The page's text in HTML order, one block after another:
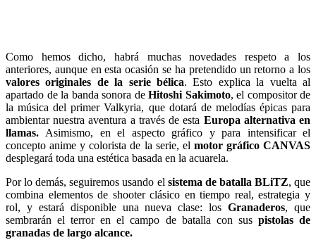
Como hemos dicho, habrá muchas novedades respeto a los
anteriores, aunque en esta ocasión se ha pretendido un retorno a los
valores originales de la serie bélica. Esto explica la vuelta al
apartado de la banda sonora de Hitoshi Sakimoto, el compositor de
la música del primer Valkyria, que dotará de melodías épicas para
ambientar nuestra aventura a través de esta Europa alternativa en
llamas. Asimismo, en el aspecto gráfico y para intensificar el
concepto anime y colorista de la serie, el motor gráfico CANVAS
desplegará toda una estética basada en la acuarela.
Por lo demás, seguiremos usando el sistema de batalla BLiTZ, que
combina elementos de shooter clásico en tiempo real, estrategia y
rol, y estará disponible una nueva clase: losGranaderos, que
sembrarán el terror en el campo de batalla con sus pistolas de
granadas de largo alcance.